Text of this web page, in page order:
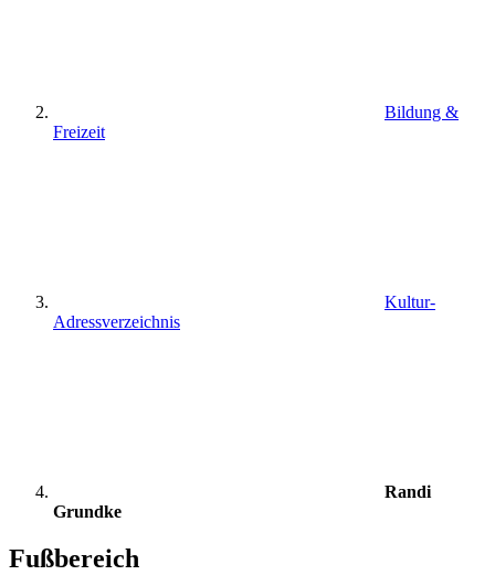
Bildung &
Freizeit
Kultur-
Adressverzeichnis
Randi
Grundke
Fußbereich